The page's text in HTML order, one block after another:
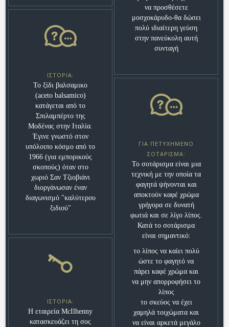
να προσθέσετε
μοσχοκάρυδο-θα δώσει
πολύ ιδιαίτερη γεύση
στην πανεύκολη αυτή
συνταγή
ΙΣΤΟΡΊΑ:
Το ξίδι βαλσαμικο
(aceto balsamico)
κατάγεται από το
Σπιλαμπέρτο της
Μοδένας στην Ιταλία.
Έγινε γνωστό στον
υπόλοιπο κόσμο από το
1966 (για εμπορικούς
σκοπούς) όταν στο
χωριό Σαν Τζιοβιάνι
διοργάνωσαν έναν
διαγωνισμό "καλύτερου
ξιδιού"
ΓΙΑ ΠΕΤΥΧΗΜΈΝΟ
ΣΟΤΆΡΙΣΜΑ:
Το σοτάρισμα είναι μια
τεχνική με την οποία τα
φαγητά ψήνονται και
αποκτούν καφέ χρώμα
γρήγορα σε δυνατή
φωτιά και σε λίγο λίπος.
Κατά το σοτάρισμα
είναι σημαντικό:
το λίπος να καίει πολύ
ώστε το φαγητό να
πάρει καφέ χρώμα και
να μην απορροφήσει το
λίπος
το σκεύος να έχει
χαμηλά τοιχώματα και
να είναι αρκετά μεγάλο
ΙΣΤΟΡΊΑ:
Η εταιρεία McIlhenny
κατασκευάζει τη σος